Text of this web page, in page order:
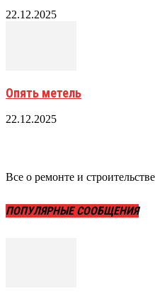
22.12.2025
Опять метель
22.12.2025
Все о ремонте и
ПОПУЛЯРНЫЕ СООБЩЕНИЯ